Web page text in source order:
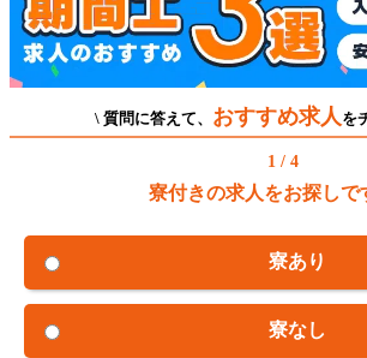
\ 質問に答えて、 おすすめ求人 を
1 / 4
寮付きの求人をお探しで
寮あり
寮なし